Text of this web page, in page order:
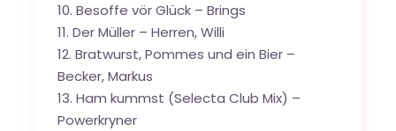
10. Besoffe vör Glück – Brings
11. Der Müller – Herren, Willi
12. Bratwurst, Pommes und ein Bier –
Becker, Markus
13. Ham kummst (Selecta Club Mix) –
Powerkryner